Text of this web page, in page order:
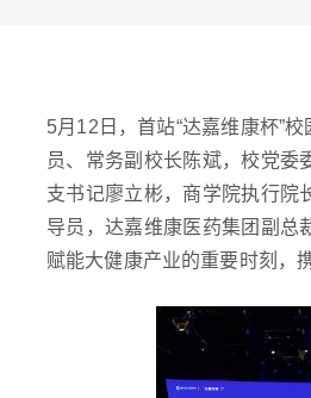
5月12日，首站“达嘉维康杯”
员、常务副校长陈斌，校党委
支书记廖立彬，商学院执行院
导员，达嘉维康医药集团副总
赋能大健康产业的重要时刻，